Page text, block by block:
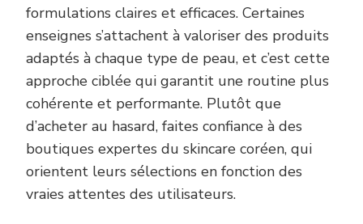
formulations claires et efficaces. Certaines
enseignes s’attachent à valoriser des produits
adaptés à chaque type de peau, et c’est cette
approche ciblée qui garantit une routine plus
cohérente et performante. Plutôt que
d’acheter au hasard, faites confiance à des
boutiques expertes du skincare coréen, qui
orientent leurs sélections en fonction des
vraies attentes des utilisateurs.